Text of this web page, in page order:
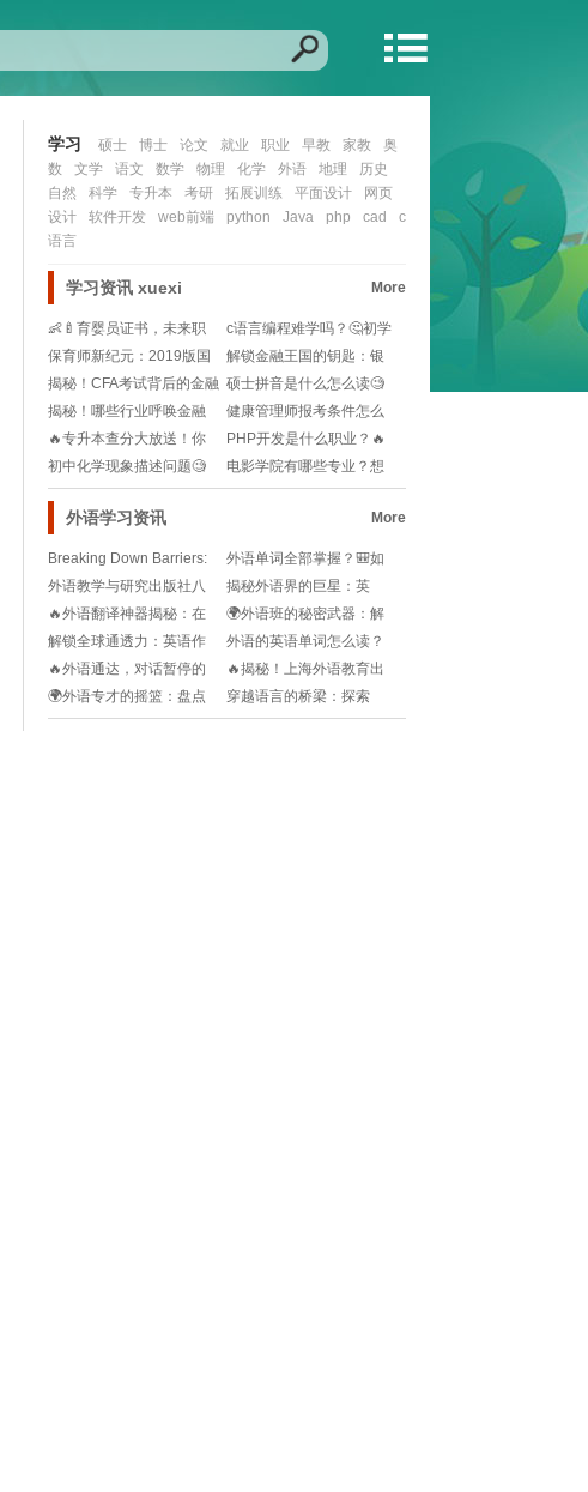
学习 硕士 博士 论文 就业 职业 早教 家教
奥
数
文学 语文 数学 物理 化学 外语 地理
历史
自然
科学 专升本 考研 拓展训练 平面设计
网页
设计
软件开发 web前端 python Java php cad
c
语言
学习资讯 xuexi More
👶🍼育婴员证书，未来职
场新宠儿！还能考吗
c语言编程难学吗？🤔初学
者如何快速入门？
保育师新纪元：2019版国
家职业技能标准
解锁金融王国的钥匙：银
行从业资格证考试攻
揭秘！CFA考试背后的金融
超级大脑测试：
硕士拼音是什么怎么读🧐
硕士两个字拼音读音
揭秘！哪些行业呼唤金融
分析师的星光照耀?
健康管理师报考条件怎么
填？小白必看！
🔥专升本查分大放送！你
的努力终于揭晓🔍
PHP开发是什么职业？🔥
学了能干嘛？
初中化学现象描述问题🧐
哪些现象容易搞混？
电影学院有哪些专业？想
学电影制作，选哪个
外语学习资讯 More
Breaking Down Barriers:
What Does "For
外语单词全部掌握？🎒如
何快速高效搞定外语词
汇？🔥
外语教学与研究出版社八
年级下册英语，这本教材
有什么亮点🧐
揭秘外语界的巨星：英
语，真的就是全球通用
的“国际语言”吗? 🌎🗣️
🔥外语翻译神器揭秘：在
线中文转瞬即达!
🌍外语班的秘密武器：解
锁全球语言的通关密钥🔑
解锁全球通透力：英语作
文秘籍，让你的语言世界
畅通无阻!
外语的英语单词怎么读？
🌍开口说英语的第一步是
什么？快来掌握发音秘
🔥外语通达，对话暂停的
艺术！你需要知道的快捷
键🔍
🔥揭秘！上海外语教育出
版社电子教材的未来革命
🔥
🌍外语专才的摇篮：盘点
那些外语实力派专科院校
穿越语言的桥梁：探索
2025全球热门外语名字的